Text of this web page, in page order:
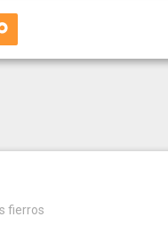
fierros